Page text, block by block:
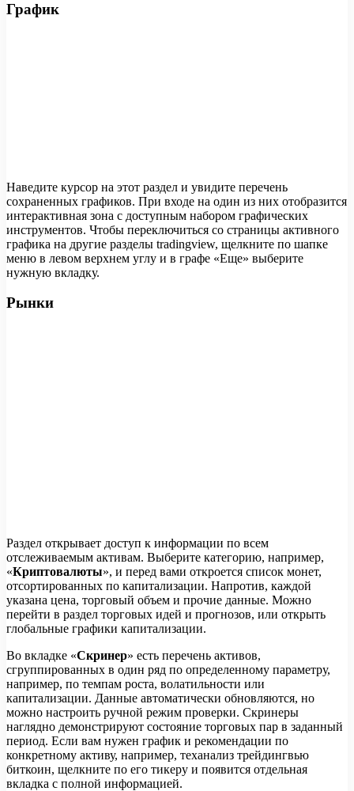
График
Наведите курсор на этот раздел и увидите перечень
сохраненных графиков. При входе на один из них отобразится
интерактивная зона с доступным набором графических
инструментов. Чтобы переключиться со страницы активного
графика на другие разделы tradingview, щелкните по шапке
меню в левом верхнем углу и в графе «Еще» выберите
нужную вкладку.
Рынки
Раздел открывает доступ к информации по всем
отслеживаемым активам. Выберите категорию, например,
«Криптовалюты», и перед вами откроется список монет,
отсортированных по капитализации. Напротив, каждой
указана цена, торговый объем и прочие данные. Можно
перейти в раздел торговых идей и прогнозов, или открыть
глобальные графики капитализации.
Во вкладке «Скринер» есть перечень активов,
сгруппированных в один ряд по определенному параметру,
например, по темпам роста, волатильности или
капитализации. Данные автоматически обновляются, но
можно настроить ручной режим проверки. Скринеры
наглядно демонстрируют состояние торговых пар в заданный
период. Если вам нужен график и рекомендации по
конкретному активу, например, теханализ трейдингвью
биткоин, щелкните по его тикеру и появится отдельная
вкладка с полной информацией.